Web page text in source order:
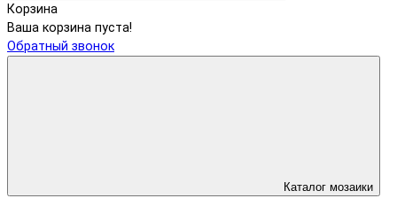
Корзина
Ваша корзина пуста!
Обратный звонок
Каталог мозаики